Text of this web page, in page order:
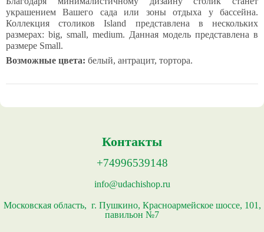
украшением Вашего сада или зоны отдыха у бассейна.
Коллекция столиков Island представлена в нескольких
размерах: big, small, medium. Данная модель представлена в
размере Small.
Возможные цвета: белый, антрацит, тортора.
Контакты
+74996539148
info@udachishop.ru
Московская область, г. Пушкино, Красноармейское шоссе, 101,
павильон №7